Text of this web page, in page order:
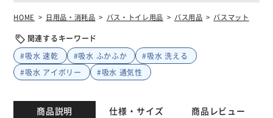
HOME 日用品・消耗品 バス・トイレ用品 バス用品 バスマット
関連するキーワード
#吸水 速乾
#吸水 ふかふか
#吸水 洗える
#吸水 アイボリー
#吸水 通気性
商品説明 仕様・サイズ 商品レビュー